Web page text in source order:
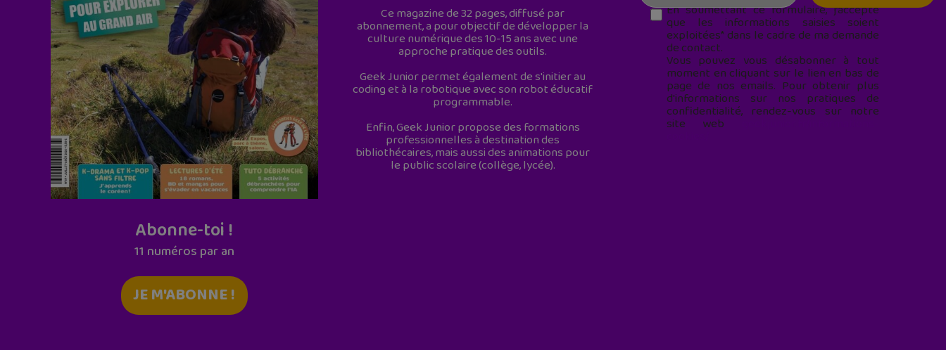
Abonne-toi !
11 numéros par an
JE M'ABONNE !
Ce magazine de 32 pages, diffusé par
abonnement, a pour objectif de développer la
culture numérique des 10-15 ans avec une
approche pratique des outils.
Geek Junior permet également de s'initier au
coding et à la robotique avec son robot éducatif
programmable.
Enfin, Geek Junior propose des formations
professionnelles à destination des
bibliothécaires, mais aussi des animations pour
le public scolaire (collège, lycée).
En soumettant ce formulaire, j’accepte
que les informations saisies soient
exploitées* dans le cadre de ma demande
de contact.
Vous pouvez vous désabonner à tout
moment en cliquant sur le lien en bas de
page de nos emails. Pour obtenir plus
d'informations sur nos pratiques de
confidentialité, rendez-vous sur notre
site web